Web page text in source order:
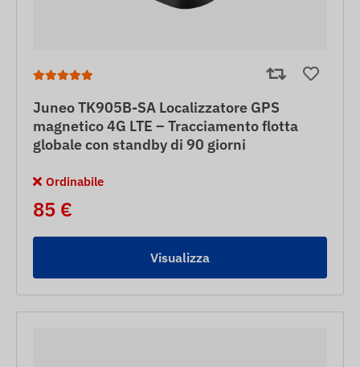
Juneo TK905B-SA Localizzatore GPS
magnetico 4G LTE – Tracciamento flotta
globale con standby di 90 giorni
Ordinabile
85 €
Visualizza